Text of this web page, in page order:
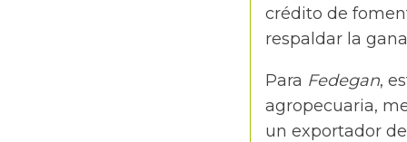
crédito de
respaldar la
Para Fedegan,
agropecuaria,
un exportador